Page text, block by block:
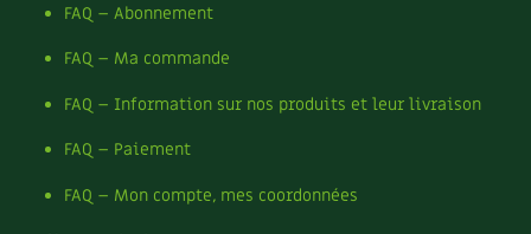
FAQ – Abonnement
FAQ – Ma commande
FAQ – Information sur nos produits et leur livraison
FAQ – Paiement
FAQ – Mon compte, mes coordonnées